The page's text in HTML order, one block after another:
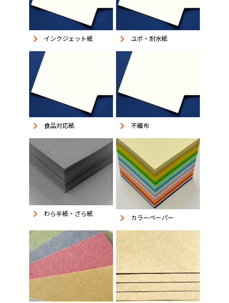
keyboard_arrow_right インクジェット紙 keyboard_arrow_right ユポ・耐水紙
keyboard_arrow_right 食品対応紙 keyboard_arrow_right 不織布
keyboard_arrow_right わら半紙・ざら紙 keyboard_arrow_right カラーペーパー